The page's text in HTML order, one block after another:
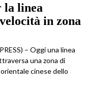
la linea
in zona
– Oggi una linea
una zona di
cinese dello